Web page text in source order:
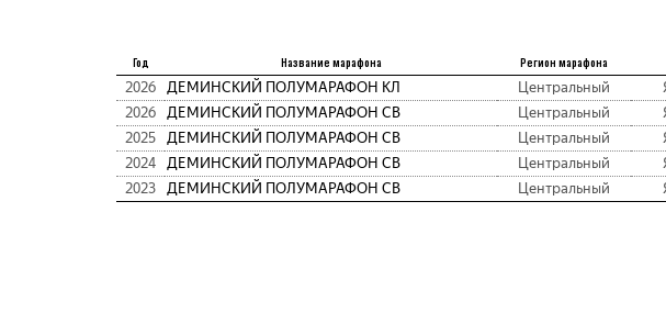
Год Название марафона Регион марафона
2026 ДЕМИНСКИЙ ПОЛУМАРАФОН КЛ Центральный
2026
ДЕМИНСКИЙ ПОЛУМАРАФОН СВ Центральный
2025
ДЕМИНСКИЙ ПОЛУМАРАФОН СВ Центральный
2024
ДЕМИНСКИЙ ПОЛУМАРАФОН СВ Центральный
2023
ДЕМИНСКИЙ ПОЛУМАРАФОН СВ Центральный